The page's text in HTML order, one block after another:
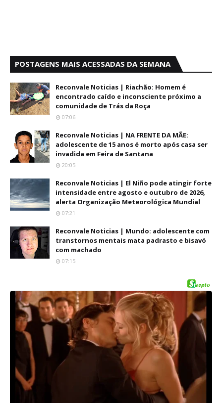
POSTAGENS MAIS ACESSADAS DA SEMANA
Reconvale Noticias | Riachão: Homem é
encontrado caído e inconsciente próximo a
comunidade de Trás da Roça
07:06
Reconvale Noticias | NA FRENTE DA MÃE:
adolescente de 15 anos é morto após casa ser
invadida em Feira de Santana
20:05
Reconvale Noticias | El Niño pode atingir forte
intensidade entre agosto e outubro de 2026,
alerta Organização Meteorológica Mundial
07:21
Reconvale Noticias | Mundo: adolescente com
transtornos mentais mata padrasto e bisavó
com machado
07:15